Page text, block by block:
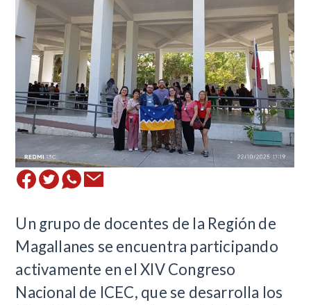
​Un grupo de docentes de la Región de
Magallanes se encuentra participando
activamente en el XIV Congreso
Nacional de ICEC, que se desarrolla los